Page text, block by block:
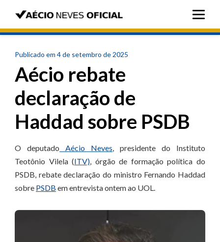
Publicado em 4 de setembro de 2025
Aécio rebate
declaração de
Haddad sobre PSDB
O deputado Aécio Neves, presidente do Instituto
Teotônio Vilela (ITV), órgão de formação política do
PSDB, rebate declaração do ministro Fernando Haddad
sobre PSDB em entrevista ontem ao UOL.